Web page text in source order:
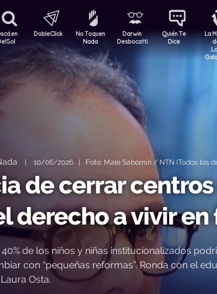
en
DobleClick
No Toquen
Nada
Darwin
Desbocatti
Quién Te
Dice
La
| 10/06/2026 | Foto: Male Sabornín / NTN (Todos los
de cerrar
derecho a vivir
de los niños y niñas institucionalizados
con “pequeñas reformas”. Ronda con el
Osta.